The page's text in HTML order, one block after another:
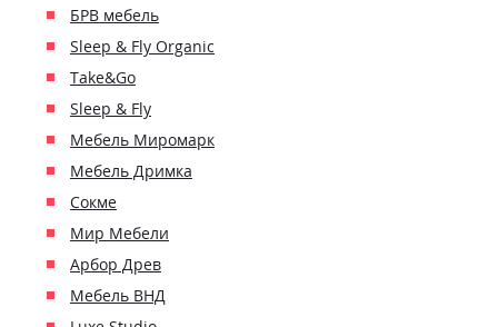
БРВ мебель
Sleep & Fly Organic
Take&Go
Sleep & Fly
Мебель Миромарк
Мебель Дримка
Сокме
Мир Мебели
Арбор Древ
Мебель ВНД